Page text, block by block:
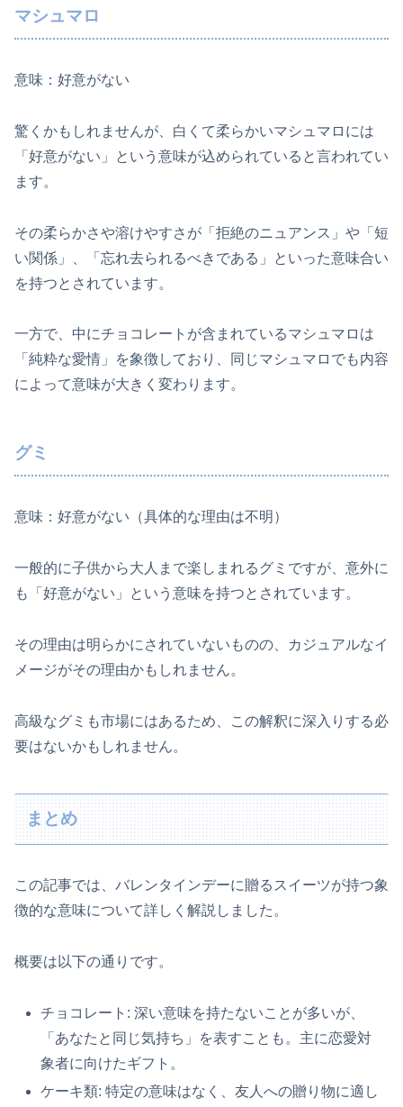
マシュマロ
意味：好意がない
驚くかもしれませんが、白くて柔らかいマシュマロには
「好意がない」という意味が込められていると言われてい
ます。
その柔らかさや溶けやすさが「拒絶のニュアンス」や「短
い関係」、「忘れ去られるべきである」といった意味合い
を持つとされています。
一方で、中にチョコレートが含まれているマシュマロは
「純粋な愛情」を象徴しており、同じマシュマロでも内容
によって意味が大きく変わります。
グミ
意味：好意がない（具体的な理由は不明）
一般的に子供から大人まで楽しまれるグミですが、意外に
も「好意がない」という意味を持つとされています。
その理由は明らかにされていないものの、カジュアルなイ
メージがその理由かもしれません。
高級なグミも市場にはあるため、この解釈に深入りする必
要はないかもしれません。
まとめ
この記事では、バレンタインデーに贈るスイーツが持つ象
徴的な意味について詳しく解説しました。
概要は以下の通りです。
チョコレート: 深い意味を持たないことが多いが、
「あなたと同じ気持ち」を表すことも。主に恋愛対
象者に向けたギフト。
ケーキ類: 特定の意味はなく、友人への贈り物に適し